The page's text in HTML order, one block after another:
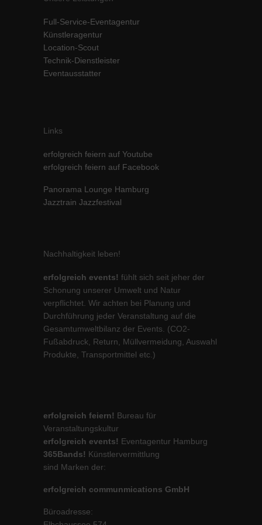
Full-Service-Eventagentur
Künstleragentur
Location-Scout
Technik-Dienstleister
Eventausstatter
Links
erfolgreich feiern auf Youtube
erfolgreich feiern auf Facebook
Panorama Lounge Hamburg
Jazztrain Jazzfestival
Nachhaltigkeit leben!
erfolgreich events! fühlt sich seit jeher der
Schonung unserer Umwelt und Natur
verpflichtet. Wir achten bei Planung und
Durchführung jeder Veranstaltung auf die
Gesamtumweltbilanz der Events. (CO2-
Fußabdruck, Return, Müllvermeidung, Auswahl
Produkte, Transportmittel etc.)
erfolgreich feiern! Bureau für
Veranstaltungskultur
erfolgreich events! Eventagentur Hamburg
365Bands! Künstlervermittlung
sind Marken der:
erfolgreich communmications GmbH
Büroadresse:
standardmäßig blockiert. Wenn Cookies von externen Medien akzeptiert
werden, bedarf der Zugriff auf diese Inhalte keiner manuellen Einwilligung
Cookie-Informationen anzeigen
powered by Borlabs Cookie